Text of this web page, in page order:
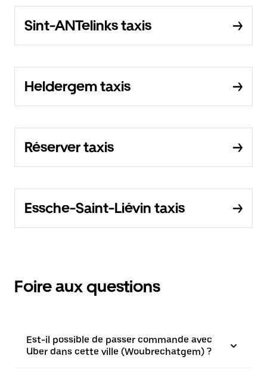
Sint-ANTelinks taxis
Heldergem taxis
Réserver taxis
Essche-Saint-Liévin taxis
Foire aux questions
Est-il possible de passer commande avec
Uber dans cette ville (Woubrechatgem) ?